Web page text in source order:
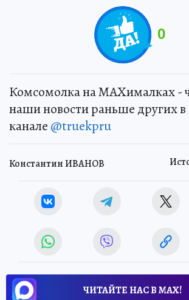
0
Комсомолка на MAXималках -
наши новости раньше других в
канале @truekpru
Константин ИВАНОВ
ЧИТАЙТЕ НАС В МАХ!